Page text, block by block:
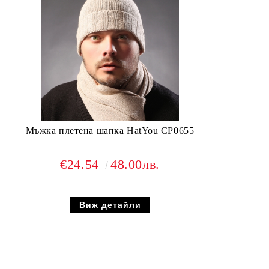
Мъжка плетена шапка HatYou CP0655
€24.54 48.00лв.
Виж детайли